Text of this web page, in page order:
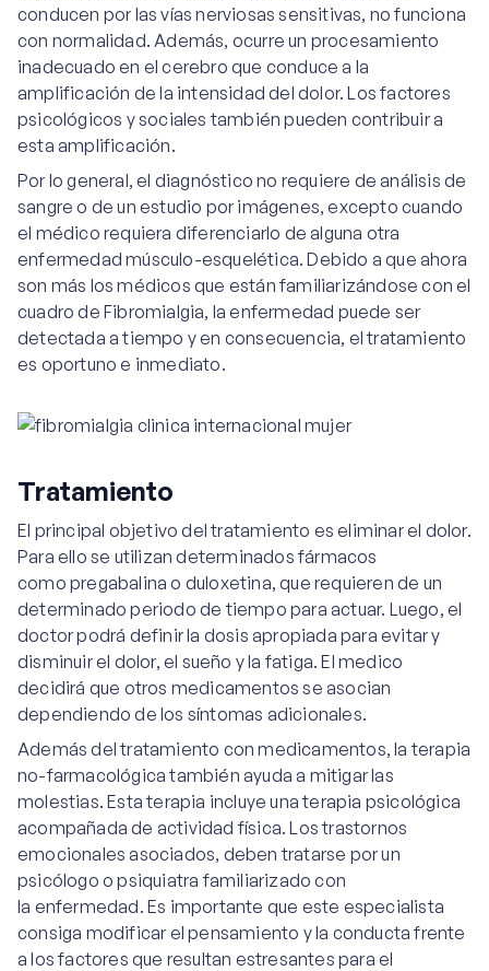
conducen por las vías nerviosas sensitivas, no funciona
con normalidad. Además, ocurre un procesamiento
inadecuado en el cerebro que conduce a la
amplificación de la intensidad del dolor. Los factores
psicológicos y sociales también pueden contribuir a
esta amplificación.
Por lo general, el diagnóstico no requiere de análisis de
sangre o de un estudio por imágenes, excepto cuando
el médico requiera diferenciarlo de alguna otra
enfermedad músculo-esquelética. Debido a que ahora
son más los médicos que están familiarizándose con el
cuadro de Fibromialgia, la enfermedad puede ser
detectada a tiempo y en consecuencia, el tratamiento
es oportuno e inmediato.
Tratamiento
El principal objetivo del tratamiento es eliminar el dolor.
Para ello se utilizan determinados fármacos
como pregabalina o duloxetina, que requieren de un
determinado periodo de tiempo para actuar. Luego, el
doctor podrá definir la dosis apropiada para evitar y
disminuir el dolor, el sueño y la fatiga. El medico
decidirá que otros medicamentos se asocian
dependiendo de los síntomas adicionales.
Además del tratamiento con medicamentos, la terapia
no-farmacológica también ayuda a mitigar las
molestias. Esta terapia incluye una terapia psicológica
acompañada de actividad física. Los trastornos
emocionales asociados, deben tratarse por un
psicólogo o psiquiatra familiarizado con
la enfermedad. Es importante que este especialista
consiga modificar el pensamiento y la conducta frente
a los factores que resultan estresantes para el